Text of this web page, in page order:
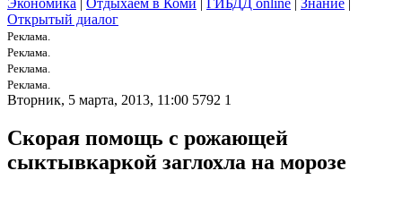
Экономика | Отдыхаем в Коми | ГИБДД online | Знание |
Открытый диалог
Реклама.
Реклама.
Реклама.
Реклама.
Вторник, 5 марта, 2013, 11:00 5792 1
Скорая помощь с рожающей
сыктывкаркой заглохла на морозе